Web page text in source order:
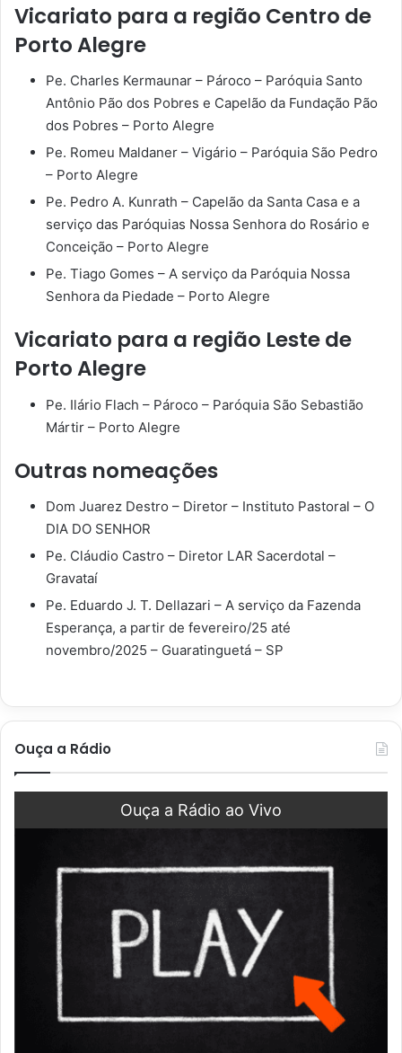
Vicariato para a região Centro de
Porto Alegre
Pe. Charles Kermaunar – Pároco – Paróquia Santo
Antônio Pão dos Pobres e Capelão da Fundação Pão
dos Pobres – Porto Alegre
Pe. Romeu Maldaner – Vigário – Paróquia São Pedro
– Porto Alegre
Pe. Pedro A. Kunrath – Capelão da Santa Casa e a
serviço das Paróquias Nossa Senhora do Rosário e
Conceição – Porto Alegre
Pe. Tiago Gomes – A serviço da Paróquia Nossa
Senhora da Piedade – Porto Alegre
Vicariato para a região Leste de
Porto Alegre
Pe. Ilário Flach – Pároco – Paróquia São Sebastião
Mártir – Porto Alegre
Outras nomeações
Dom Juarez Destro – Diretor – Instituto Pastoral – O
DIA DO SENHOR
Pe. Cláudio Castro – Diretor LAR Sacerdotal –
Gravataí
Pe. Eduardo J. T. Dellazari – A serviço da Fazenda
Esperança, a partir de fevereiro/25 até
novembro/2025 – Guaratinguetá – SP
Ouça a Rádio
Ouça a Rádio ao Vivo